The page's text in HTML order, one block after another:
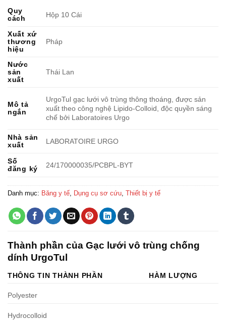
Quy
cách
Hộp 10 Cái
Xuất xứ
thương
hiệu
Pháp
Nước
sản
xuất
Thái Lan
Mô tả
ngắn
UrgoTul gạc lưới vô trùng thông thoáng, được sản
xuất theo công nghệ Lipido-Colloid, độc quyền sáng
chế bởi Laboratoires Urgo
Nhà sản
xuất
LABORATOIRE URGO
Số
đăng ký
24/170000035/PCBPL-BYT
Danh mục: Băng y tế Dụng cụ sơ cứu Thiết bị y tế
Thành phần của Gạc lưới vô trùng chống
dính UrgoTul
THÔNG TIN THÀNH PHẦN HÀM LƯỢNG
Polyester
Hydrocolloid